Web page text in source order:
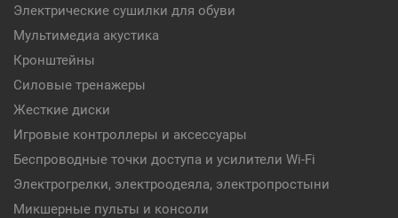
Электрические сушилки для обуви
Мультимедиа акустика
Кронштейны
Силовые тренажеры
Жесткие диски
Игровые контроллеры и аксессуары
Беспроводные точки доступа и усилители Wi-Fi
Электрогрелки, электроодеяла, электропростыни
Микшерные пульты и консоли